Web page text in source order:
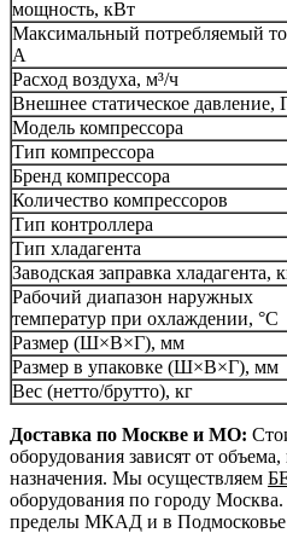
мощность, кВт
Максимальный потребляемый
А
Расход воздуха, м³/ч
Внешнее статическое давление,
Модель компрессора
Тип компрессора
Бренд компрессора
Количество компрессоров
Тип контроллера
Тип хладагента
Заводская заправка хладагента,
Рабочий диапазон наружных
температур при охлаждении, °C
Размер (Ш×В×Г), мм
Размер в упаковке (Ш×В×Г), мм
Вес (нетто/брутто), кг
Доставка по Москве и МО:
оборудования зависят от
назначения. Мы осуществляем
оборудования по городу Москва.
пределы МКАД и в Подмосковье